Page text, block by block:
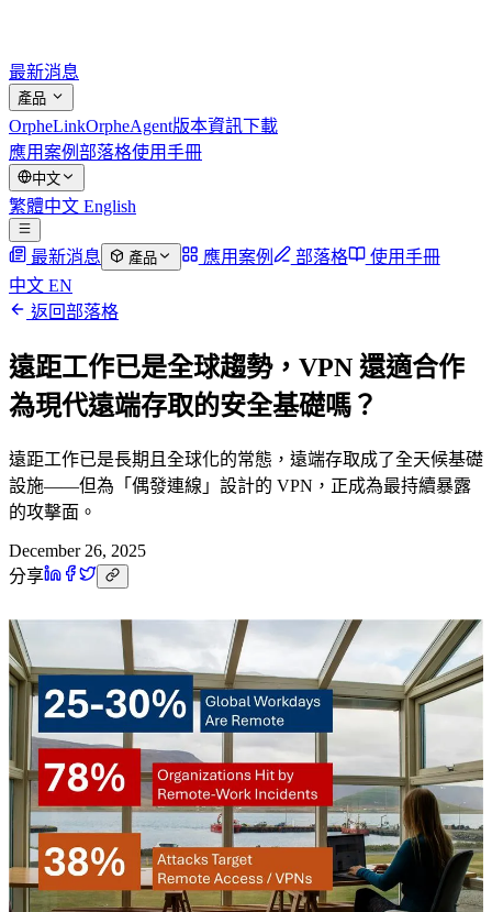
最新消息
產品
OrpheLinkOrpheAgent版本資訊下載
應用案例 部落格使用手冊
中文
繁體中文 English
最新消息 產品 應用案例 部落格
使用手冊
中文 EN
返回部落格
遠距工作已是全球趨勢，VPN 還適合作
為現代遠端存取的安全基礎嗎？
遠距工作已是長期且全球化的常態，遠端存取成了全天候基礎
設施——但為「偶發連線」設計的 VPN，正成為最持續暴露
的攻擊面。
December 26, 2025
分享